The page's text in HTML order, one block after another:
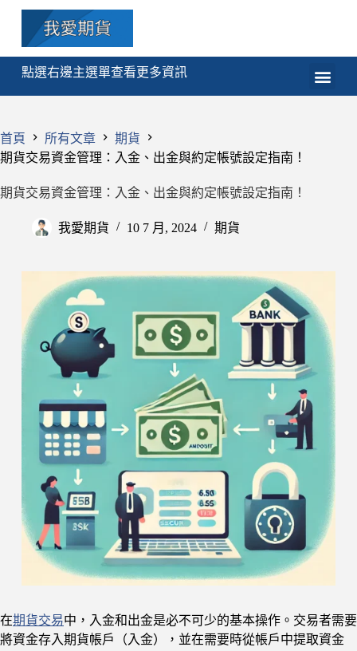
點選右邊主選單查看更多資訊
首頁 所有文章
期貨
期貨交易資金管理：入金、出金與約定帳號設定指南！
期貨交易資金管理：入金、出金與約定帳號設定指南！
我愛期貨 10 7 月, 2024 期貨
在期貨交易中，入金和出金是必不可少的基本操作。交易者需要
將資金存入期貨帳戶（入金），並在需要時從帳戶中提取資金